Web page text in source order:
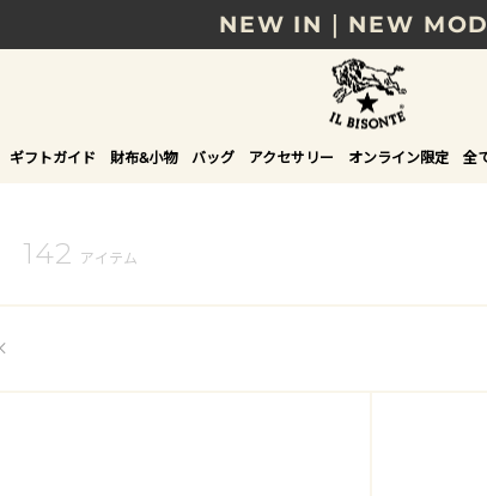
NEW IN｜NEW
8/17(月)10時まで｜税込11,000円
贈る相手やシーンから選べる、新し
NEW IN｜COLOR
ギフトガイド 財布&小物 バッグ アクセサリー オンライン限定 全
142 アイテム